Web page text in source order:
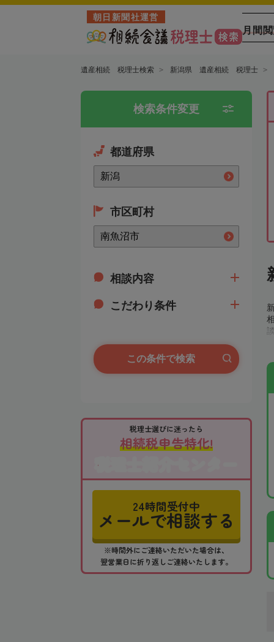
朝日新聞社運営
月間
遺産相続 税理士検索 新潟県 遺産相続 税理士
検索条件変更
都道府県
市区町村
相談内容
こだわり条件
この条件で検索
税理士選びに迷ったら
相続税申告特化!
税理士紹介センター
24時間受付中
メールで相談する
※時間外にご連絡いただいた場合は、
翌営業日に折り返しご連絡いたします。